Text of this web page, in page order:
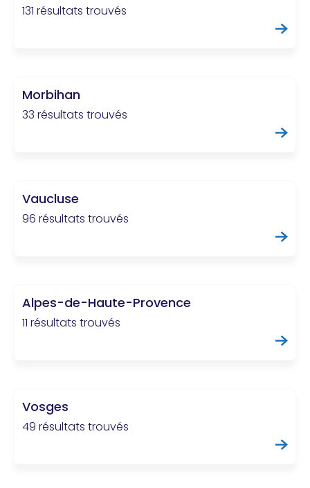
131 résultats trouvés
Morbihan
33 résultats trouvés
Vaucluse
96 résultats trouvés
Alpes-de-Haute-Provence
11 résultats trouvés
Vosges
49 résultats trouvés